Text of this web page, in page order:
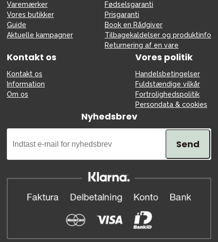
Varemærker
Vores butikker
Guide
Aktuelle kampagner
Fødselsgaranti
Prisgaranti
Book en Rådgiver
Tilbagekaldelser og produktinfo
Returnering af en vare
Kontakt os
Kontakt os
Information
Om os
Vores politik
Handelsbetingelser
Fuldstændige vilkår
Fortrolighedspolitik
Persondata & cookies
Nyhedsbrev
Send